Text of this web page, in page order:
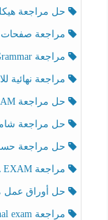
حل مراجعة هيكلة
مراجعة صفحات الهيكل
مراجعة Review Grammar حسب الهيكل اللغة الإنجليزية الصف الخامس الفصل الثالث
مراجعة نهائية
حل مراجعة FINAL EXAMاللغة الإنجليزية الصف الخامس الفصل الثالث
حل مراجعة شاملة
حل مراجعة حسب الهيكل
مراجعة FINAL EXAMاللغة الإنجليزية الصف الخامس الفصل الثالث
حل أوراق عمل مراجعة
مراجعة Preparation for the Final exam اللغة الإنجليزية الصف الرابع الفصل الثالث